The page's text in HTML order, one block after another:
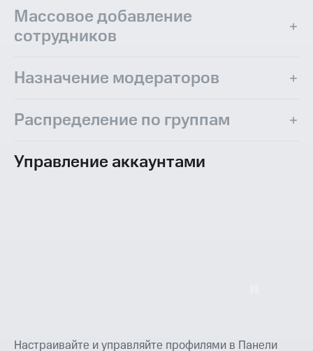
Массовое добавление
сотрудников
Назначение модераторов
Распределение по группам
Управление аккаунтами